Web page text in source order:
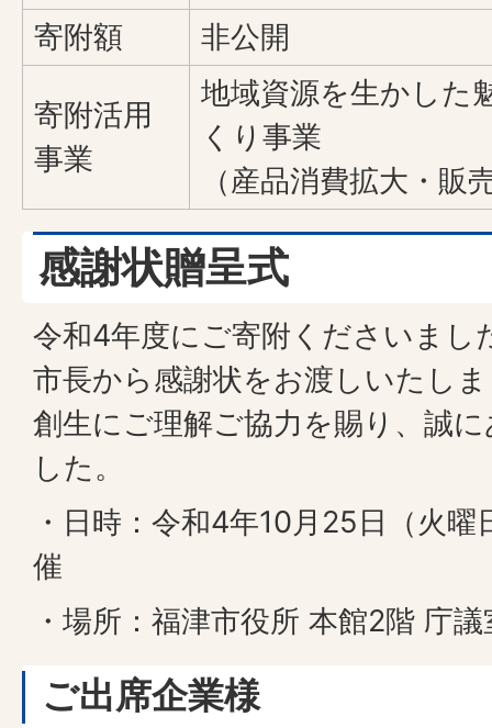
寄附額
非公開
寄附活用
事業
地域資源を生かした
くり事業
（産品消費拡大・販
感謝状贈呈式
令和4年度にご寄附くださいまし
市長から感謝状をお渡しいたし
創生にご理解ご協力を賜り、誠
した。
・日時：令和4年10月25日（火
催
・場所：福津市役所 本館2階 庁議
ご出席企業様